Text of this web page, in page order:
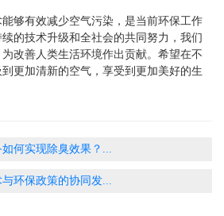
够有效减少空气污染，是当前环保工作
的技术升级和全社会的共同努力，我们
改善人类生活环境作出贡献。希望在不
更加清新的空气，享受到更加美好的生
何实现除臭效果？...
环保政策的协同发...